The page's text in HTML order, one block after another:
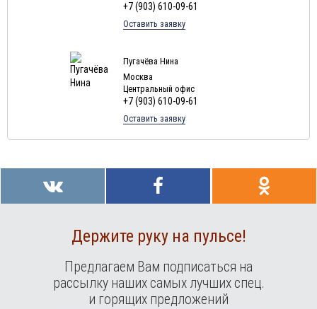
Туры в Грецию в августе
Туры в Мальдивы в августе
Туры в Маврикий в августе
+7 (903) 610-09-61
Оставить заявку
Пугачёва Нина
Москва
Центральный офис
+7 (903) 610-09-61
Оставить заявку
Держите руку на пульсе!
Предлагаем Вам подписаться на
рассылку наших самых лучших спец.
и горящих предложений